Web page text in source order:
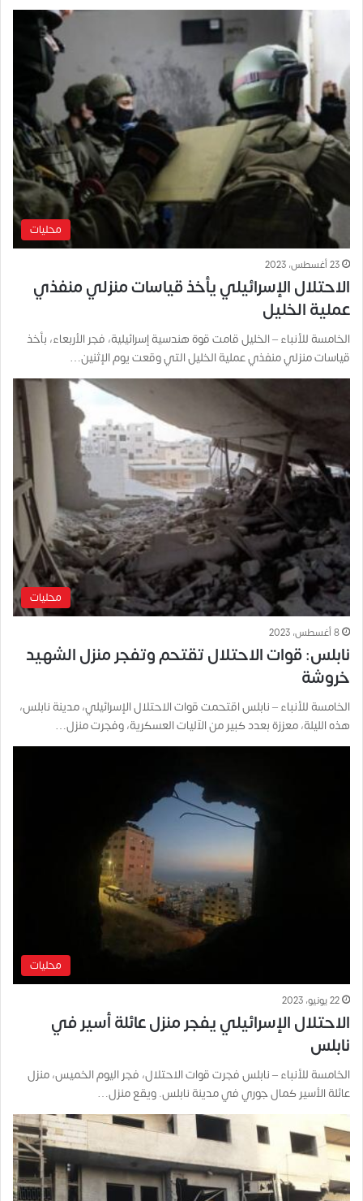
محليات
23 أغسطس، 2023
الاحتلال الإسرائيلي يأخذ قياسات منزلي منفذي
عملية الخليل
الخامسة للأنباء – الخليل قامت قوة هندسية إسرائيلية، فجر الأربعاء، بأخذ
قياسات منزلي منفذي عملية الخليل التي وقعت يوم الإثنين…
محليات
8 أغسطس، 2023
نابلس: قوات الاحتلال تقتحم وتفجر منزل الشهيد
خروشة
الخامسة للأنباء – نابلس اقتحمت قوات الاحتلال الإسرائيلي، مدينة نابلس،
هذه الليلة، معززة بعدد كبير من الآليات العسكرية، وفجرت منزل…
محليات
22 يونيو، 2023
الاحتلال الإسرائيلي يفجر منزل عائلة أسير في
نابلس
الخامسة للأنباء – نابلس فجرت قوات الاحتلال، فجر اليوم الخميس، منزل
عائلة الأسير كمال جوري في مدينة نابلس. ويقع منزل…